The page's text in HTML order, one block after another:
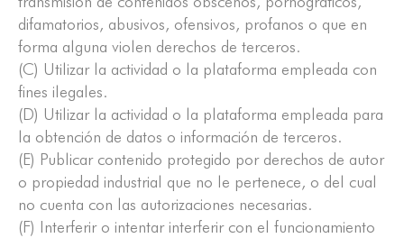
difamatorios, abusivos, ofensivos, profanos o que en
forma alguna violen derechos de terceros.
(C) Utilizar la actividad o la plataforma empleada con
fines ilegales.
(D) Utilizar la actividad o la plataforma empleada para
la obtención de datos o información de terceros.
(E) Publicar contenido protegido por derechos de autor
o propiedad industrial que no le pertenece, o del cual
no cuenta con las autorizaciones necesarias.
(F) Interferir o intentar interferir con el funcionamiento